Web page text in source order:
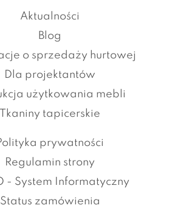
Aktualności
Blog
o sprzedaży hurtowej
Dla projektantów
użytkowania mebli
Tkaniny tapicerskie
prywatności
Regulamin strony
- System Informatyczny
Status zamówienia